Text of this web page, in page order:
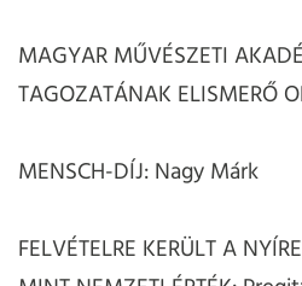
MAGYAR MŰVÉSZETI
TAGOZATÁNAK ELISMERŐ
MENSCH-DÍJ: Nagy Márk
FELVÉTELRE KERÜLT A